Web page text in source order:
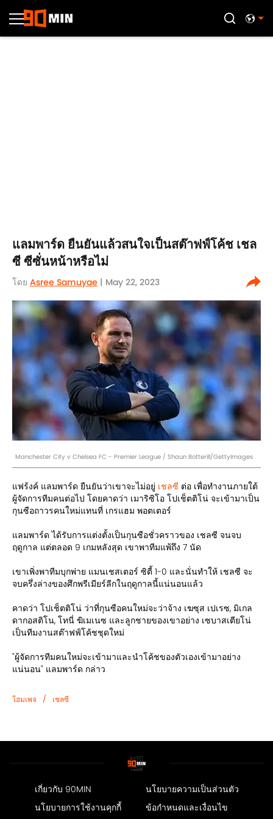
แลมพาร์ด ยืนยันแล้วสนใจเป็นสต๊าฟฟ์โค้ช เชล
ซี ซีซั่นหน้าหรือไม่
โดย Asree Samuyae | May 22, 2023
Manchester City v Chelsea FC - Premier League / Shaun Botterill/GettyImages
แฟร้งค์ แลมพาร์ด ยืนยันว่าเขาจะไม่อยู่ เชลซี ต่อ เพื่อทำงานภายใต้
ผู้จัดการทีมคนต่อไป โดยคาดว่า เมาริซิโอ โปเช็ตติโน่ จะเข้ามาเป็น
กุนซือถาวรคนใหม่แทนที่ เกรแฮม พอตเตอร์
แลมพาร์ด ได้รับการแต่งตั้งเป็นกุนซือชั่วคราวของ เชลซี จนจบ
ฤดูกาล แต่ตลอด 9 เกมหลังสุด เขาพาทีมแพ้ถึง 7 นัด
เขาเพิ่งพาทีมบุกพ่าย แมนเชสเตอร์ ซิตี้ 1-0 และนั่นทำให้ เชลซี จะ
จบครึ่งล่างของศึกพรีเมียร์ลีกในฤดูกาลนี้แน่นอนแล้ว
คาดว่า โปเช็ตติโน่ ว่าที่กุนซือคนใหม่จะว่าจ้าง เฆซุส เปเรซ, มิเกล
ดากอสติโน, โทนี่ ฆิเมเนซ และลูกชายของเขาอย่าง เซบาสเตียโน่
เป็นทีมงานสต๊าฟฟ์โค้ชชุดใหม่
"ผู้จัดการทีมคนใหม่จะเข้ามาและนำโค้ชของตัวเองเข้ามาอย่าง
แน่นอน" แลมพาร์ด กล่าว
โฮมเพจ / เชลซี
เกี่ยวกับ 90MIN
นโยบายความเป็นส่วนตัว
นโยบายการใช้งานคุกกี้
ข้อกำหนดและเงื่อนไข